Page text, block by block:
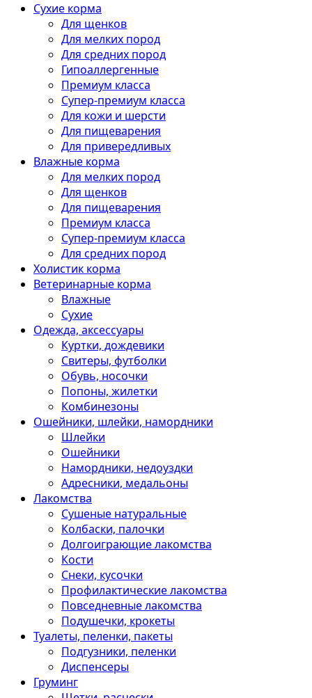
Сухие корма
Для щенков
Для мелких пород
Для средних пород
Гипоаллергенные
Премиум класса
Супер-премиум класса
Для кожи и шерсти
Для пищеварения
Для привередливых
Влажные корма
Для мелких пород
Для щенков
Для пищеварения
Премиум класса
Супер-премиум класса
Для средних пород
Холистик корма
Ветеринарные корма
Влажные
Сухие
Одежда, аксессуары
Куртки, дождевики
Свитеры, футболки
Обувь, носочки
Попоны, жилетки
Комбинезоны
Ошейники, шлейки, намордники
Шлейки
Ошейники
Намордники, недоуздки
Адресники, медальоны
Лакомства
Сушеные натуральные
Колбаски, палочки
Долгоиграющие лакомства
Кости
Снеки, кусочки
Профилактические лакомства
Повседневные лакомства
Подушечки, крокеты
Туалеты, пеленки, пакеты
Подгузники, пеленки
Диспенсеры
Груминг